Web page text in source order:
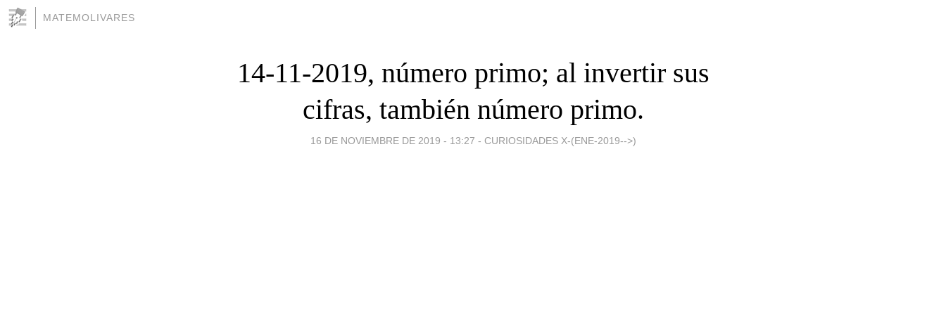
MATEMOLIVARES
14-11-2019, número primo; al invertir sus
cifras, también número primo.
16 DE NOVIEMBRE DE 2019 - 13:27 - CURIOSIDADES X-(ENE-2019-->)